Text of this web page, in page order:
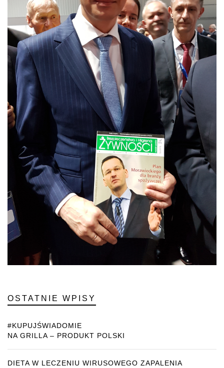
OSTATNIE WPISY
#KUPUJŚWIADOMIE
NA GRILLA – PRODUKT POLSKI
DIETA W LECZENIU WIRUSOWEGO ZAPALENIA